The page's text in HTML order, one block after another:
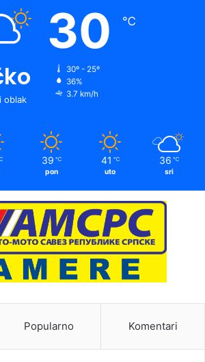
oblak
30 ℃
30º - 25º
36%
3.7 km/h
39 ℃
pon
41 ℃
uto
36 ℃
sri
Popularno Komentari